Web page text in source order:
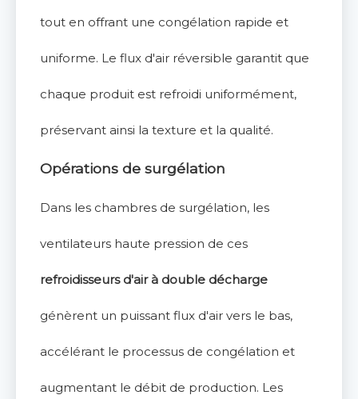
tout en offrant une congélation rapide et
uniforme. Le flux d'air réversible garantit que
chaque produit est refroidi uniformément,
préservant ainsi la texture et la qualité.
Opérations de surgélation
Dans les chambres de surgélation, les
ventilateurs haute pression de ces
refroidisseurs d'air à double décharge
génèrent un puissant flux d'air vers le bas,
accélérant le processus de congélation et
augmentant le débit de production. Les